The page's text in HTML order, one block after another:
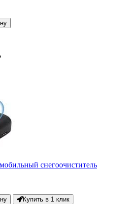
снегоочиститель
Купить в 1 клик